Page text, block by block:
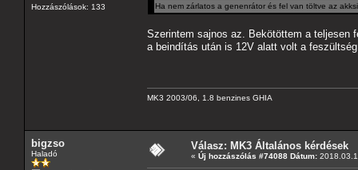
Hozzászólások: 133
Ha nem zárlatos a genenrátor és fel van töltve az
Szerintem sajnos az. Bekötöttem a teljesen
a beindítás után is 12V alatt volt a
MK3 2003/06, 1.8 benzines GHIA
bigzso
Haladó
Válasz: MK3 Általános kérdések
« Új hozzászólás #74088 Dátum: